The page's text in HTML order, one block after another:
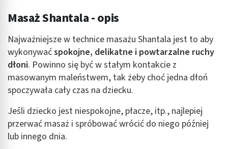
Masaż Shantala - opis
Najważniejsze w technice masażu Shantala jest to aby
wykonywaćspokojne, delikatne i powtarzalne ruchy
dłoni. Powinno się być w stałym kontakcie z
masowanym maleństwem, tak żeby choć jedna dłoń
spoczywała cały czas na dziecku.
Jeśli dziecko jest niespokojne, płacze, itp., najlepiej
przerwać masaż i spróbować wrócić do niego później
lub innego dnia.
Identyfikowanie urządzeń na podstawie
aktywnie żądanych informacji
Cele przetwarzania inne niż IAB:
Niezbędne
Wydajność (Performance)
Reklama / śledzenie